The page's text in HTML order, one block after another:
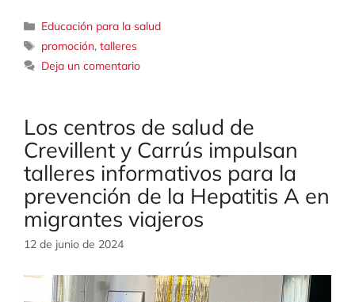
Categorías
Educación para la salud
Etiquetas
promoción,talleres
Deja un comentario
Los centros de salud de
Crevillent y Carrús impulsan
talleres informativos para la
prevención de la Hepatitis A en
migrantes viajeros
12 de junio de 2024